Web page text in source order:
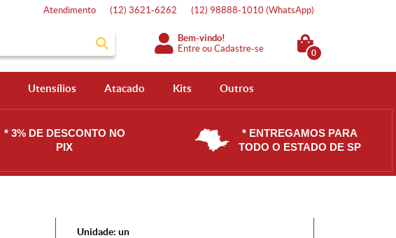
Atendimento (12) 3621-6262 (12) 98888-1010 (WhatsApp)
Bem-vindo!
Entre ouCadastre-se 0
Utensílios Atacado Kits Outros
* 3% DE DESCONTO NO
PIX
* ENTREGAMOS PARA
TODO O ESTADO DE SP
Unidade: un